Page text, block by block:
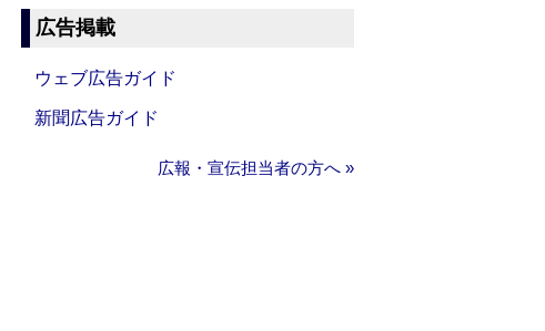
広告掲載
ウェブ広告ガイド
新聞広告ガイド
広報・宣伝担当者の方へ »